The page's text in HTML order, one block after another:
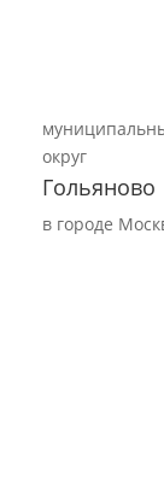
округ
Гольяново
в городе